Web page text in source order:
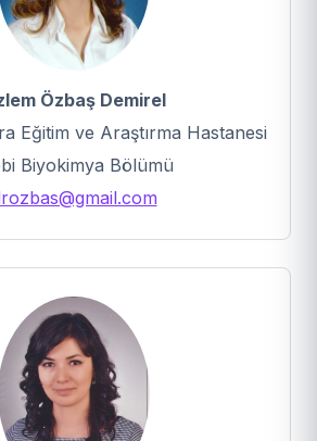
Özbaş Demirel
Eğitim ve Araştırma Hastanesi
Biyokimya Bölümü